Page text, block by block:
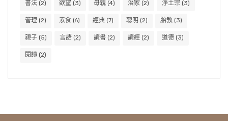
書法 (2) 欲望 (3) 母親 (4) 治家 (2) 淨土宗 (3)
管理 (2) 素食 (6) 經典 (7) 聰明 (2) 胎教 (3)
親子 (5) 言語 (2) 讀書 (2) 讀經 (2) 道德 (3)
閱讀 (2)